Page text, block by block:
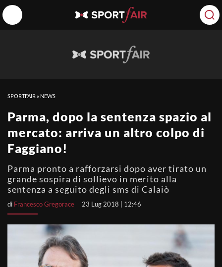
SPORTFAIR » NEWS
Parma, dopo la sentenza spazio al
mercato: arriva un altro colpo di
Faggiano!
Parma pronto a rafforzarsi dopo aver tirato un
grande sospira di sollievo in merito alla
sentenza a seguito degli sms di Calaiò
di Francesco Gregorace 23 Lug 2018 | 12:46